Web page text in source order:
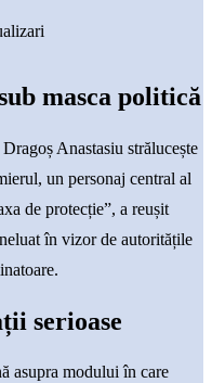
masca politică
Anastasiu strălucește
un personaj central al
de protecție”, a reușit
în vizor de autoritățile
serioase
asupra modului în care